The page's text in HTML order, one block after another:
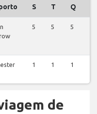
S T Q
5 5 5
1 1 1
de